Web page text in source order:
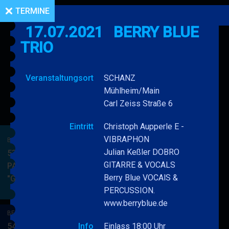
BERRY BLUE & BAND
53. JAZZ Matinee in den
PARKSIDE STUDIOS
"Gypsy Jazz"
BERRY BLUE & BAND
54. JAZZ Matinee in den
TERMINE
17.07.2021
BERRY BLUE
TRIO
Veranstaltungsort
SCHANZ
Mühlheim/Main
Carl Zeiss Straße 6
Eintritt
Christoph Aupperle E -
VIBRAPHON
Julian Keßler DOBRO
GITARRE & VOCALS
Berry Blue VOCAlS &
PERCUSSION.
www.berryblue.de
Info
Einlass 18:00 Uhr